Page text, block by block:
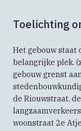
Toelichting
Het gebouw staat
belangrijke plek.
gebouw grenst
de Riouwstraat,
woonstraat 2e